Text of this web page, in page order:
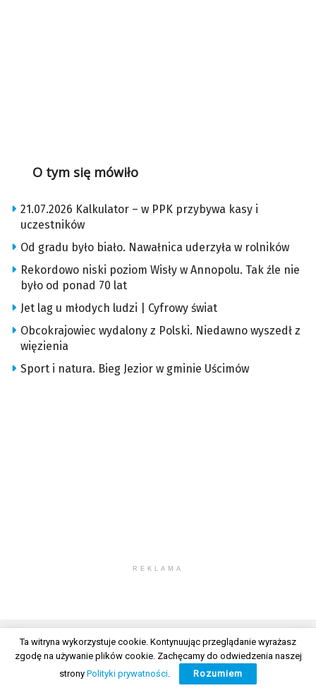
O tym się mówiło
21.07.2026 Kalkulator – w PPK przybywa kasy i
uczestników
Od gradu było biało. Nawałnica uderzyła w rolników
Rekordowo niski poziom Wisły w Annopolu. Tak źle nie
było od ponad 70 lat
Jet lag u młodych ludzi | Cyfrowy świat
Obcokrajowiec wydalony z Polski. Niedawno wyszedł z
więzienia
Sport i natura. Bieg Jezior w gminie Uścimów
REKLAMA
© 2026 Wszelkie prawa zastrzeżone. Radio Lublin S.A. w likwidacji
Ta witryna wykorzystuje cookie. Kontynuując przeglądanie wyrażasz
zgodę na używanie plików cookie. Zachęcamy do odwiedzenia naszej
strony Polityki prywatności. Rozumiem